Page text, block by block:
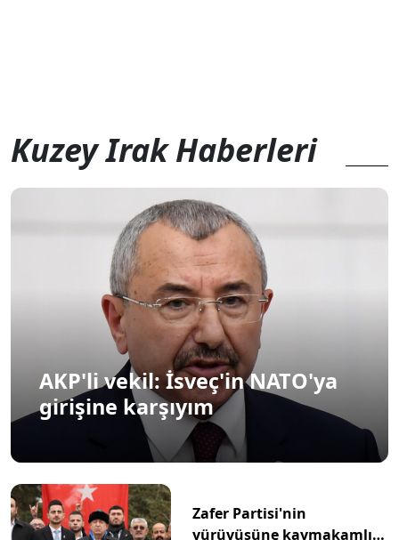
Kuzey Irak Haberleri
AKP'li vekil: İsveç'in NATO'ya
girişine karşıyım
Zafer Partisi'nin
yürüyüşüne kaymakamlık